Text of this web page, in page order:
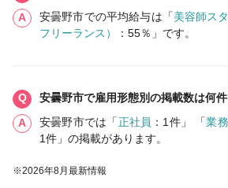
安曇野市での平均給与は「美容師ス
フリーランス）
：55％」です。
安曇野市で雇用形態別の掲載数は何
安曇野市では「正社員 ：1件」 「業
1件」の掲載があります。
※2026年8月最新情報